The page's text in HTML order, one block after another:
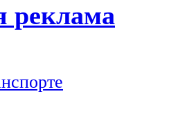
реклама